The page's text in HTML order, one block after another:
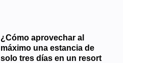
¿Cómo aprovechar al
máximo una estancia de
solo tres días en un resort